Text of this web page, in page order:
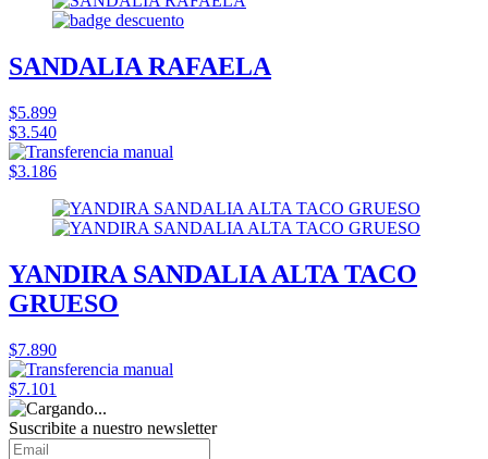
SANDALIA RAFAELA
$5.899
$3.540
$3.186
YANDIRA SANDALIA ALTA TACO
GRUESO
$7.890
$7.101
Suscribite a nuestro newsletter